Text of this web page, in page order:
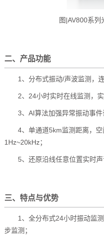
图|AV800系
二、产品功能
1、分布式振动/声波监测，
2、 24小时实时在线监测，实
3、 AI算法加强异常振动事件
4、单通道5km监测距离，
1Hz~20kHz；
5、还原沿线任意位置实时声
三、特点与优势
1、全分布式24小时振动监
步监测；